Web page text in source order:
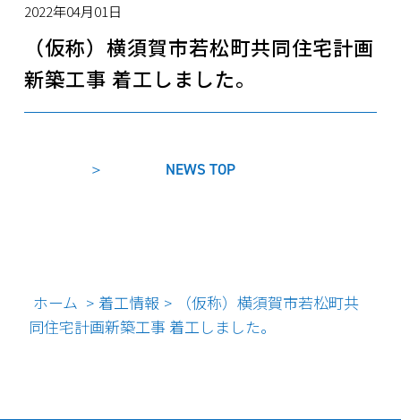
2022年04月01日
（仮称）横須賀市若松町共同住宅計画
新築工事 着工しました。
NEWS TOP
ホーム > 着工情報 >
（仮称）横須賀市若松町共
同住宅計画新築工事 着工しました。